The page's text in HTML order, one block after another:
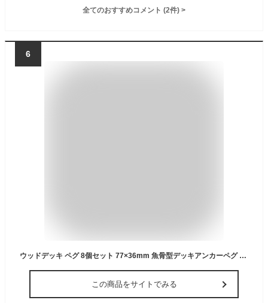
全てのおすすめコメント (2件) >
6
ウッドデッキ ペグ 8個セット 77×36mm 魚骨型デッキアンカーペグ アルミ製テントペグ スプリングバックル付き 安全バックル 自在金具 キャンプ・ハイキング用
この商品をサイトでみる